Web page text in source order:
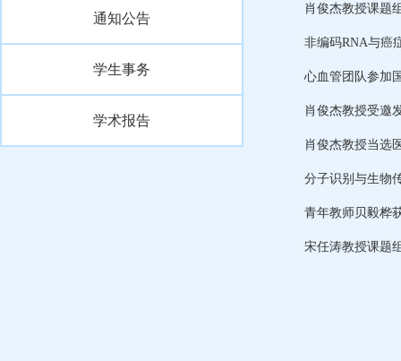
通知公告
学生事务
学术报告
肖俊杰教授课题
非编码RNA与癌
心血管团队参加
肖俊杰教授受邀
肖俊杰教授当选
分子识别与生物
青年教师贝毅桦
宋任涛教授课题